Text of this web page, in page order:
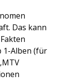
Das kann
1-Alben (für